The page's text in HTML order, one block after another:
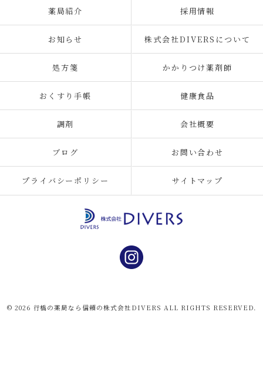
薬局紹介 採用情報
お知らせ 株式会社DIVERSについて
処方箋 かかりつけ薬剤師
おくすり手帳 健康食品
調剤 会社概要
ブログ お問い合わせ
プライバシーポリシー サイトマップ
© 2026 行橋の薬局なら信頼の株式会社DIVERS ALL RIGHTS RESERVED.